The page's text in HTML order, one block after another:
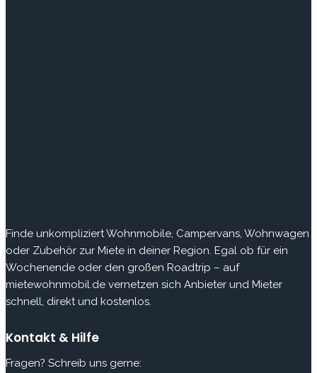
Finde unkompliziert Wohnmobile, Campervans, Wohnwagen
oder Zubehör zur Miete in deiner Region. Egal ob für ein
Wochenende oder den großen Roadtrip – auf
mietewohnmobil.de vernetzen sich Anbieter und Mieter
schnell, direkt und kostenlos.
Kontakt & Hilfe
Fragen? Schreib uns gerne: